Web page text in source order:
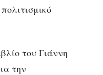
του Γιάννη
την